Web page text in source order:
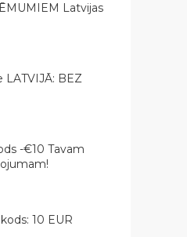
Latvijas
LATVIJĀ: BEZ
-€10 Tavam
10 EUR